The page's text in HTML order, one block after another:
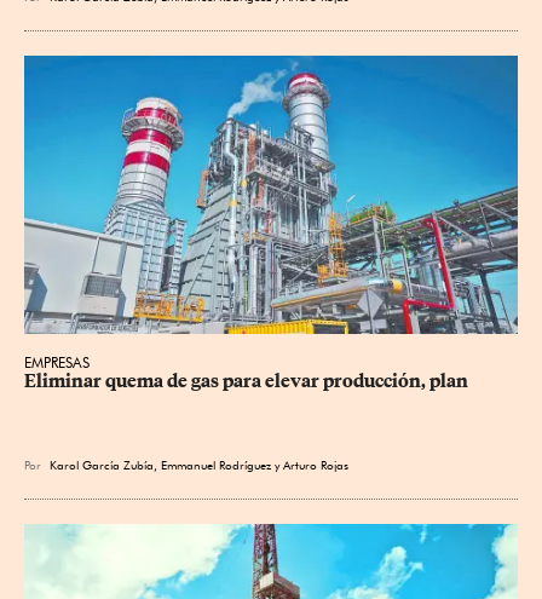
EMPRESAS
Eliminar quema de gas para elevar producción, plan
Por Karol García Zubía Emmanuel Rodríguez yArturo Rojas